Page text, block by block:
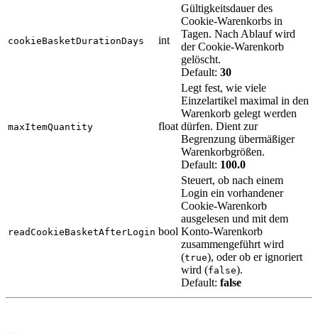
cookieBasketDurationDays int
Gültigkeitsdauer des
Cookie-Warenkorbs in
Tagen. Nach Ablauf wird
der Cookie-Warenkorb
gelöscht.
Default: 30
maxItemQuantity float
Legt fest, wie viele
Einzelartikel maximal in den
Warenkorb gelegt werden
dürfen. Dient zur
Begrenzung übermäßiger
Warenkorbgrößen.
Default: 100.0
readCookieBasketAfterLogin bool
Steuert, ob nach einem
Login ein vorhandener
Cookie-Warenkorb
ausgelesen und mit dem
Konto-Warenkorb
zusammengeführt wird
(true), oder ob er ignoriert
wird (false).
Default: false